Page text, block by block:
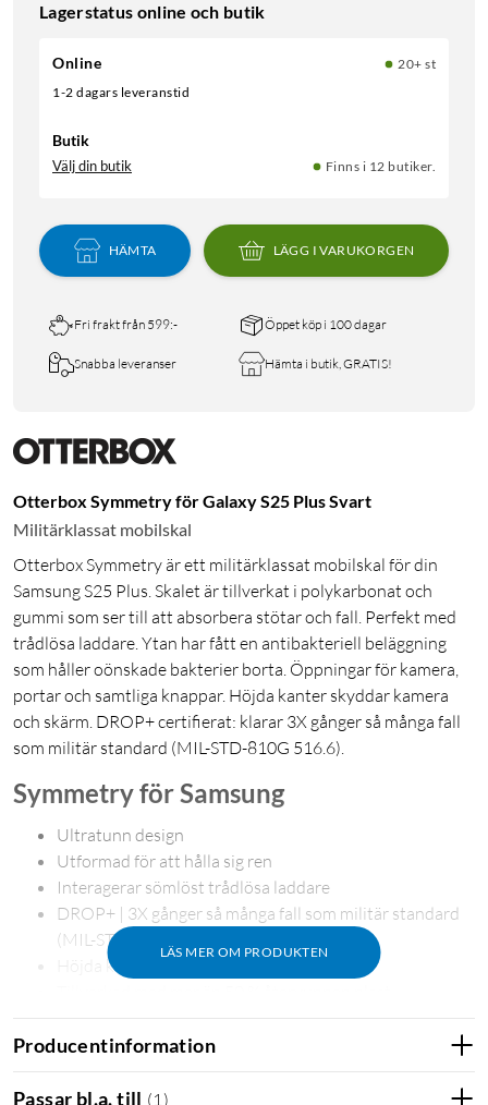
Lagerstatus online och butik
Online
20+ st
1-2 dagars leveranstid
Butik
Välj din butik Finns i 12 butiker.
HÄMTA LÄGG I VARUKORGEN
Fri frakt från 599:- Öppet köp i 100 dagar
Snabba leveranser Hämta i butik, GRATIS!
Otterbox Symmetry för Galaxy S25 Plus Svart
Militärklassat mobilskal
Otterbox Symmetry är ett militärklassat mobilskal för din
Samsung S25 Plus. Skalet är tillverkat i polykarbonat och
gummi som ser till att absorbera stötar och fall. Perfekt med
trådlösa laddare. Ytan har fått en antibakteriell beläggning
som håller oönskade bakterier borta. Öppningar för kamera,
portar och samtliga knappar. Höjda kanter skyddar kamera
och skärm. DROP+ certifierat: klarar 3X gånger så många fall
som militär standard (MIL-STD-810G 516.6).
LÄS MER OM PRODUKTEN
Symmetry för Samsung
Ultratunn design
Utformad för att hålla sig ren
Interagerar sömlöst trådlösa laddare
DROP+ | 3X gånger så många fall som militär standard
(MIL-STD-810G 516.6)
Höjda kanter skyddar kamera och skärm
5G kompatibla material
Hållbara antimikrobiella egenskaper som skyddar
fodralet*
*Hjälper till att skydda fodralet mot många vanliga
Producentinformation
Passar bl.a. till (1 )